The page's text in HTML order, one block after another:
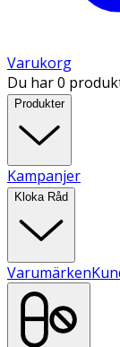
Varukorg
Du har 0
Produkter
Kampanjer
Kloka Råd
Varumärken